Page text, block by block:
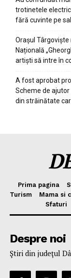
trotinetele
fără cuvinte pe
Orașul
Națională
artiști să intre în
A fost aprobat
Scheme de
din străinătate
Prima pagina
Turism
Mama si
Sfaturi
Despre noi
Ştiri din judeţul